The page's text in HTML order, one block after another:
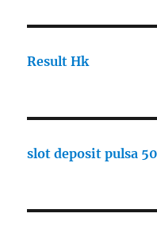
Result Hk
slot deposit pulsa